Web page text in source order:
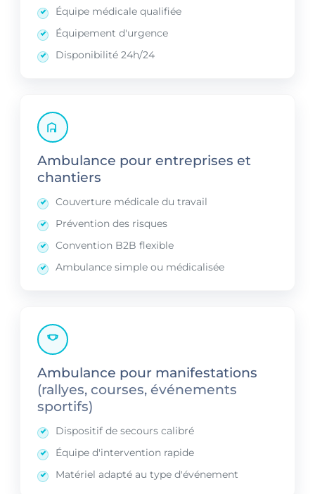
Équipe médicale qualifiée
Équipement d'urgence
Disponibilité 24h/24
Ambulance pour entreprises et
chantiers
Couverture médicale du travail
Prévention des risques
Convention B2B flexible
Ambulance simple ou médicalisée
Ambulance pour manifestations
(rallyes, courses, événements
sportifs)
Dispositif de secours calibré
Équipe d'intervention rapide
Matériel adapté au type d'événement